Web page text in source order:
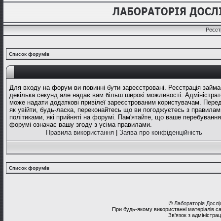
Список форумів
Для входу на форум ви повинні бути зареєстровані. Реєстрація
декілька секунд але надає вам більш широкі можливості.
може надати додаткові привілеї зареєстрованим користувачам.
як увійти, будь-ласка, переконайтесь що ви погоджуєтесь з
політиками, які прийняті на форумі. Пам'ятайте, що ваше
форумі означає вашу згоду з усіма правилами.
Правила використання
Заява про конфіденційність
Список форумів
© Лабораторія
При будь-якому використанні матеріалів
Зв'язок з